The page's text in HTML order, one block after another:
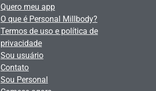
Quero meu app
O que é Personal Millbody?
Termos de uso e política de
privacidade
Sou usuário
Contato
Sou Personal